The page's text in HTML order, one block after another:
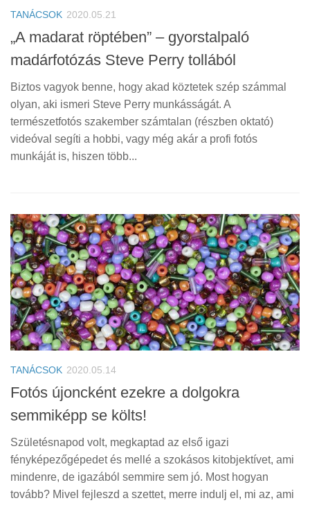
TANÁCSOK 2020.05.21
„A madarat röptében” – gyorstalpaló
madárfotózás Steve Perry tollából
Biztos vagyok benne, hogy akad köztetek szép számmal
olyan, aki ismeri Steve Perry munkásságát. A
természetfotós szakember számtalan (részben oktató)
videóval segíti a hobbi, vagy még akár a profi fotós
munkáját is, hiszen több...
TANÁCSOK 2020.05.14
Fotós újoncként ezekre a dolgokra
semmiképp se költs!
Születésnapod volt, megkaptad az első igazi
fényképezőgépedet és mellé a szokásos kitobjektívet, ami
mindenre, de igazából semmire sem jó. Most hogyan
tovább? Mivel fejleszd a szettet, merre indulj el, mi az, ami